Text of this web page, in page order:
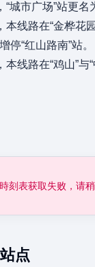
城市广场”站更名
线路在“金桦花
停“红山路南”站。
线路在“鸡山”与
時刻表获取失败，请
点